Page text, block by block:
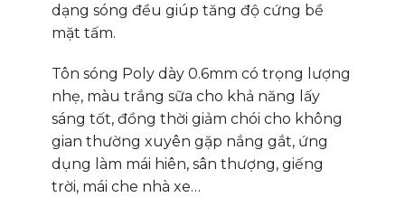
dạng sóng đều giúp tăng độ cứng bề
mặt tấm.
Tôn sóng Poly dày 0.6mm có trọng lượng
nhẹ, màu trắng sữa cho khả năng lấy
sáng tốt, đồng thời giảm chói cho không
gian thường xuyên gặp nắng gắt, ứng
dụng làm mái hiên, sân thượng, giếng
trời, mái che nhà xe…